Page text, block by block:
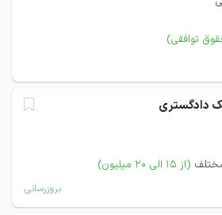
توافقی)
دادگستری
(از ۱۵ الی ۲۰ میلیون)
بروزرسانی